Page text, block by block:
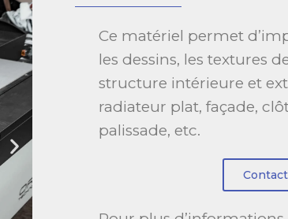
Ce matériel permet
les dessins, les textures
structure intérieure et
radiateur plat, façade,
palissade, etc.